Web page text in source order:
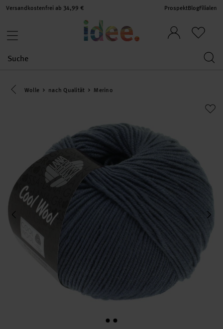
Versandkostenfrei ab 34,99 € ProspektBlogFilialen
Eine Kategorie zurück navigieren
Wolle nach Qualität Merino